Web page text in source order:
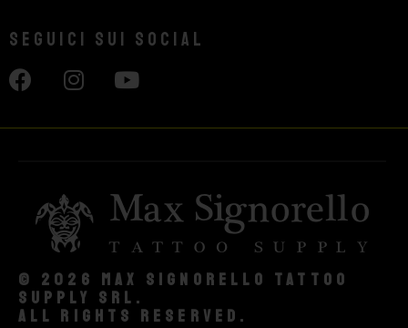
Seguici sui social
© 2026 Max Signorello Tattoo
supply srl.
All rights reserved.